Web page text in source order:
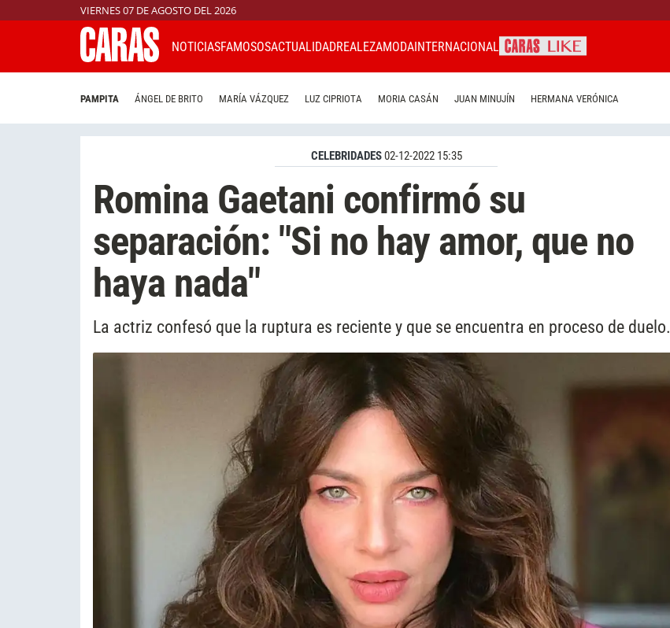
VIERNES 07 DE AGOSTO DEL 2026
NOTICIASFAMOSOSACTUALIDADREALEZAMODAINTERNACIONAL
PAMPITA ÁNGEL DE BRITO MARÍA VÁZQUEZ LUZ CIPRIOTA MORIA CASÁN JUAN MINUJÍN HERMANA VERÓNICA
CELEBRIDADES02-12-2022 15:35
Romina Gaetani confirmó su
separación: "Si no hay amor, que no
haya nada"
La actriz confesó que la ruptura es reciente y que se encuentra en proceso de duelo.